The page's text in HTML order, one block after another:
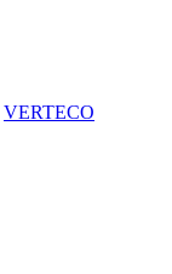
VERTECO